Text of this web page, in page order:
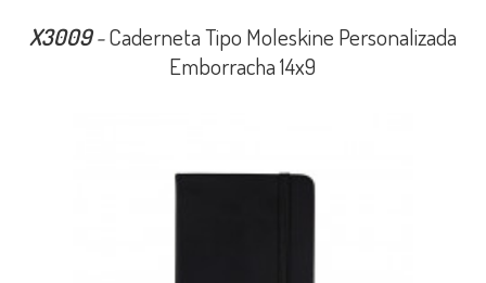
X3009-Caderneta Tipo Moleskine Personalizada
Emborracha 14x9